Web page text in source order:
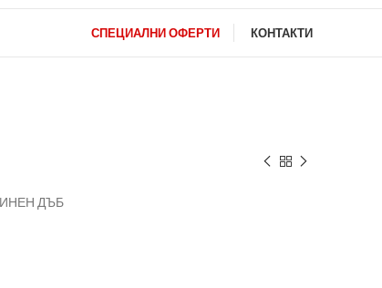
СПЕЦИАЛНИ ОФЕРТИ КОНТАКТИ
ДЪБ